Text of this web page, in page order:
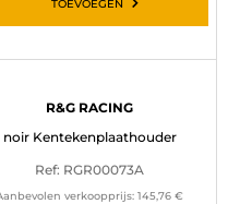
TOEVOEGEN
R&G RACING
noir Kentekenplaathouder
Ref: RGR00073A
verkoopprijs: 145,76 €